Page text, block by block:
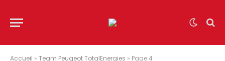
Accueil » Team Peugeot TotalEnergies » Page 4